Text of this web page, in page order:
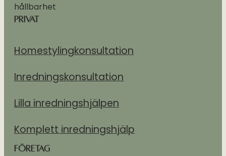
hållbarhet
Privat
Homestylingkonsultation
Inredningskonsultation
Lilla inredningshjälpen
Komplett inredningshjälp
Företag